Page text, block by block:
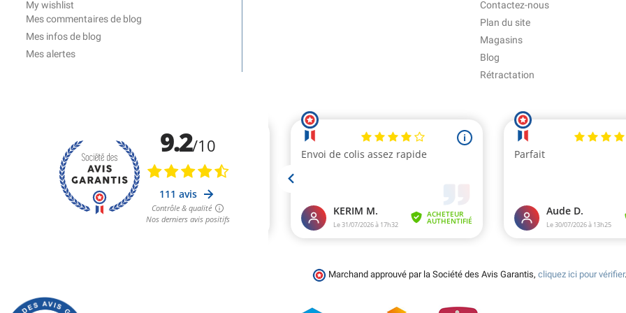
My wishlist
Mes commentaires de blog
Mes infos de blog
Mes alertes
Contactez-nous
Plan du site
Magasins
Blog
Rétractation
Marchand approuvé par la Société des Avis Garantis, cliquez ici pour vérifier.